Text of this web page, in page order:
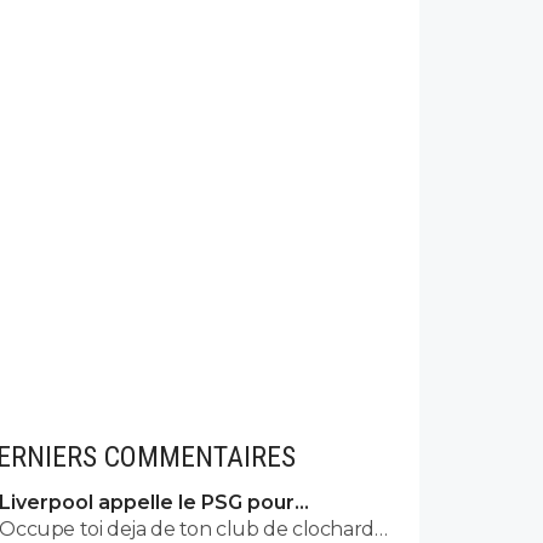
COMMENTAIRES
Liverpool appelle le PSG pour
renoncer à Barcola
Occupe toi deja de ton club de clochard